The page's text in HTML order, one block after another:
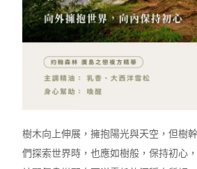
樹木向上伸展，擁抱陽光與天空，但樹
們探索世界時，也應如樹般，保持初心